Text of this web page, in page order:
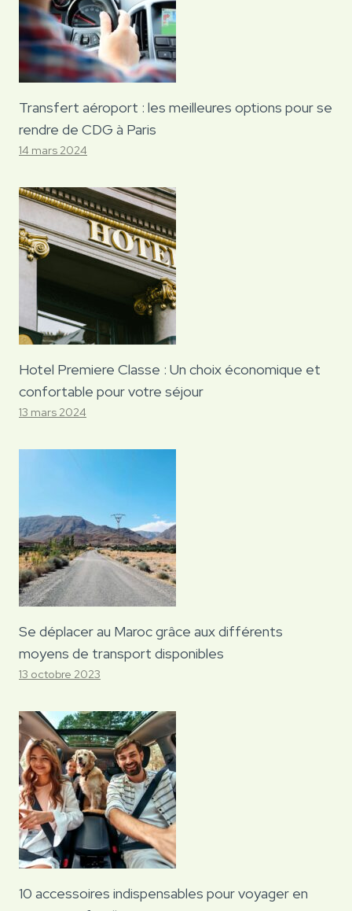
Transfert aéroport : les meilleures options pour se
rendre de CDG à Paris
14 mars 2024
Hotel Premiere Classe : Un choix économique et
confortable pour votre séjour
13 mars 2024
Se déplacer au Maroc grâce aux différents
moyens de transport disponibles
13 octobre 2023
10 accessoires indispensables pour voyager en